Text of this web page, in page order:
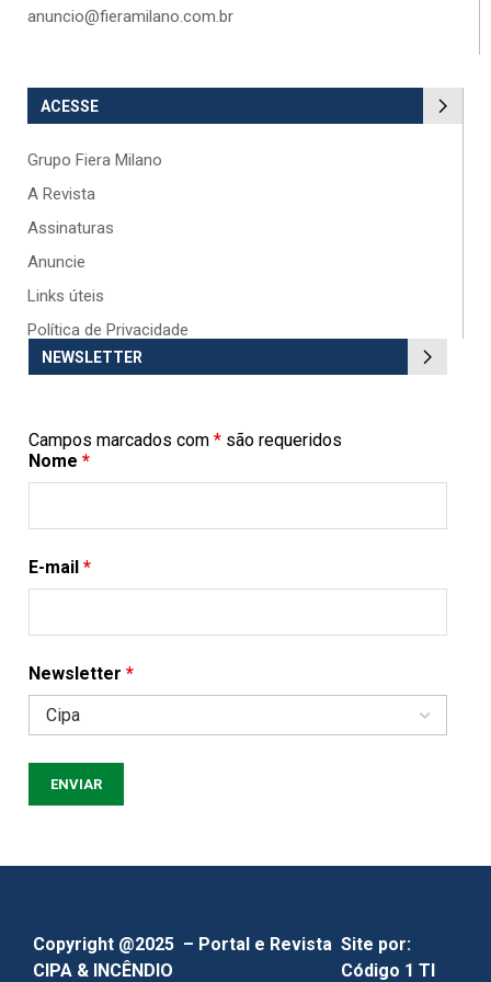
anuncio@fieramilano.com.br
ACESSE
Grupo Fiera Milano
A Revista
Assinaturas
Anuncie
Links úteis
Política de Privacidade
NEWSLETTER
Campos marcados com * são requeridos
Nome *
E-mail *
Newsletter *
Copyright @2025 – Portal e Revista
CIPA & INCÊNDIO
Site por:
Código 1 TI